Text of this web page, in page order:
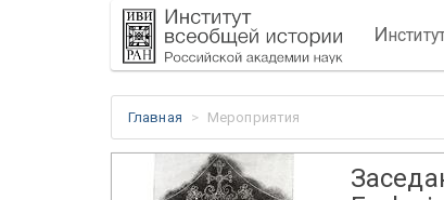
И
Главная Мероприятия